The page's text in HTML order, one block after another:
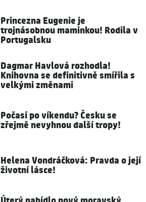
Princezna Eugenie je
trojnásobnou maminkou! Rodila v
Portugalsku
Dagmar Havlová rozhodla!
Knihovna se definitivně smířila s
velkými změnami
Počasí po víkendu? Česku se
zřejmě nevyhnou další tropy!
Helena Vondráčková: Pravda o její
životní lásce!